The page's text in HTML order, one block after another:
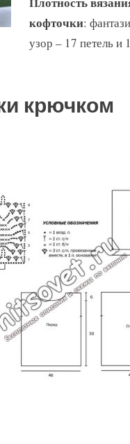
кофточки:
узор – 17 петель и
крючком